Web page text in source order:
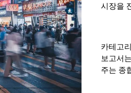
시장을
카테고
보고서
주는 종